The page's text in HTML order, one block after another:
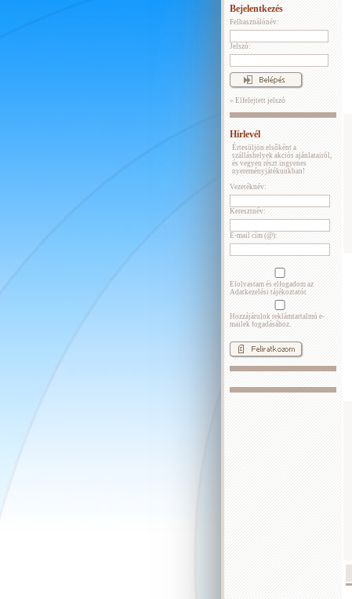
Bejelentkezés
Felhasználónév:
Jelszó:
» Elfelejtett jelszó
Hírlevél
Értesüljön elsőként a
szálláshelyek akciós ajánlatairól,
és vegyen részt ingyenes
nyereményjátékunkban!
Vezetéknév:
Keresztnév:
E-mail cím (@):
Elolvastam és elfogadom az
Adatkezelési tájékoztatót
Hozzájárulok reklámtartalmú e-
mailek fogadásához.